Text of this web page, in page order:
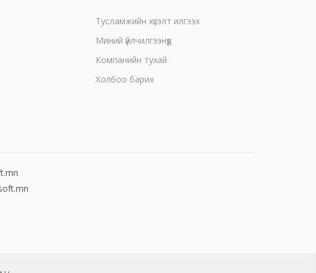
Тусламжийн хүсэлт илгээх
Миний үйлчилгээнүүд
Компанийн тухай
Холбоо барих